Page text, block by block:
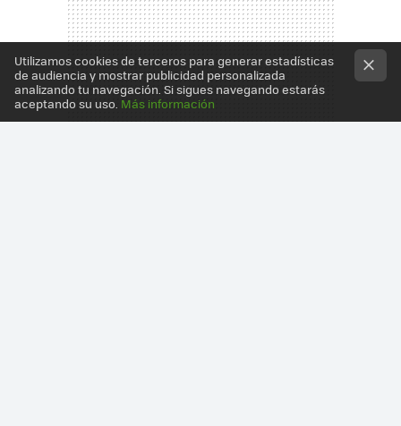
Utilizamos cookies de terceros para generar estadísticas
de audiencia y mostrar publicidad personalizada
analizando tu navegación. Si sigues navegando estarás
aceptando su uso. Más información